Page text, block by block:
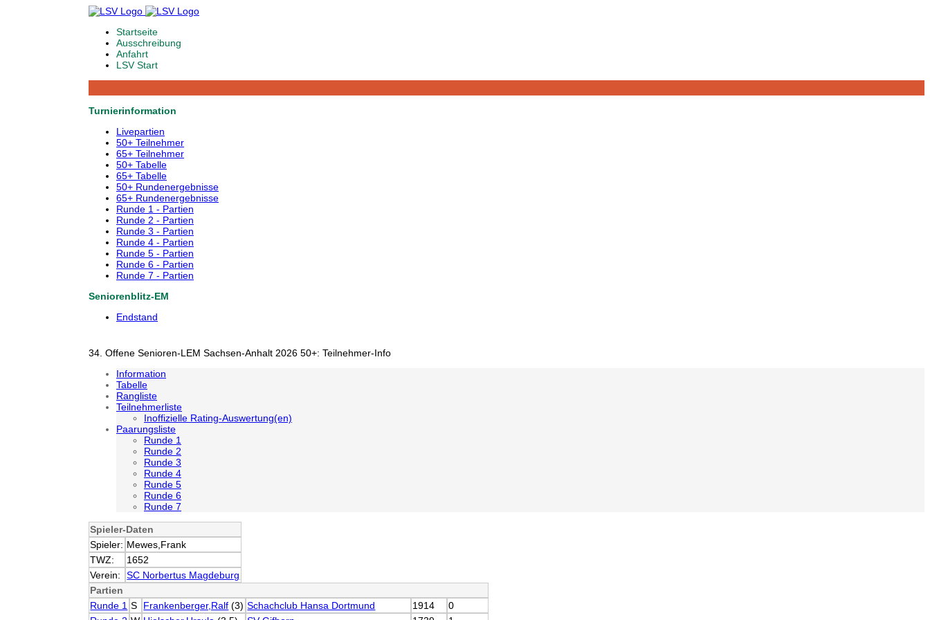
Startseite
Ausschreibung
Anfahrt
LSV Start
Turnierinformation
Livepartien
50+ Teilnehmer
65+ Teilnehmer
50+ Tabelle
65+ Tabelle
50+ Rundenergebnisse
65+ Rundenergebnisse
Runde 1 - Partien
Runde 2 - Partien
Runde 3 - Partien
Runde 4 - Partien
Runde 5 - Partien
Runde 6 - Partien
Runde 7 - Partien
Seniorenblitz-EM
Endstand
34. Offene Senioren-LEM Sachsen-Anhalt 2026 50+: Teilnehmer-Info
Information
Tabelle
Rangliste
Teilnehmerliste
Inoffizielle Rating-Auswertung(en)
Paarungsliste
Runde 1
Runde 2
Runde 3
Runde 4
Runde 5
Runde 6
Runde 7
Spieler-Daten
Spieler: Mewes,Frank
TWZ:
1652
Verein:
SC Norbertus Magdeburg
Partien
Runde 1 S Frankenberger,Ralf (3) Schachclub Hansa Dortmund 1914
0